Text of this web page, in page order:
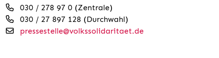
030 / 278 97 0 (Zentrale)
030 / 27 897 128 (Durchwahl)
pressestelle@volkssolidaritaet.de